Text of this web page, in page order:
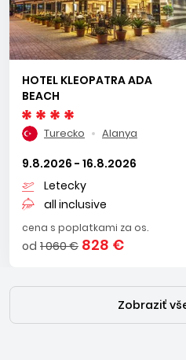
HOTEL KLEOPATRA ADA
BEACH
Turecko Alanya
9.8.2026 - 16.8.2026
Letecky
all inclusive
cena s poplatkami za os.
od 1 060 € 828 €
Zobraziť